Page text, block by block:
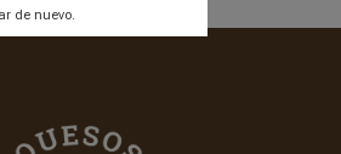
de nuevo.